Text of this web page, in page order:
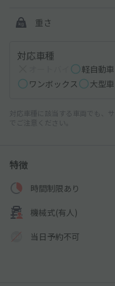
重さ
対応車種
軽自動車
ワンボックス
大型
対応車種に該当する車両でも、
でご注意ください。
特徴
時間制限あり
機械式(有人)
当日予約不可